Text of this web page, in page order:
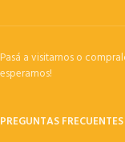
Pasá a visitarnos o
esperamos!
PREGUNTAS FRECUENTES